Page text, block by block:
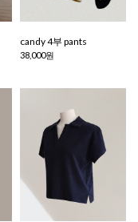
candy 4부 pants
38,000원